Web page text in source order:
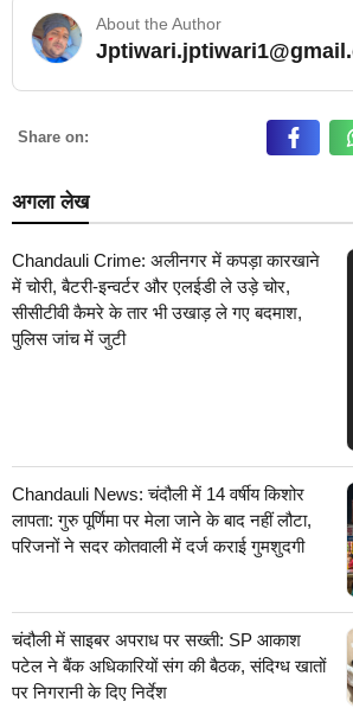
About the Author
Share on:
अगला लेख
Chandauli Crime: अलीनगर में कपड़ा कारखाने
में चोरी, बैटरी-इन्वर्टर और एलईडी ले उड़े चोर,
सीसीटीवी कैमरे के तार भी उखाड़ ले गए बदमाश,
पुलिस जांच में जुटी
Chandauli News: चंदौली में 14 वर्षीय किशोर
लापता: गुरु पूर्णिमा पर मेला जाने के बाद नहीं लौटा,
परिजनों ने सदर कोतवाली में दर्ज कराई गुमशुदगी
चंदौली में साइबर अपराध पर सख्ती: SP आकाश
पटेल ने बैंक अधिकारियों संग की बैठक, संदिग्ध खातों
पर निगरानी के दिए निर्देश